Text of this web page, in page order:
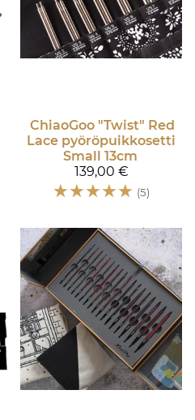
ChiaoGoo "Twist" Red
Lace pyöröpuikkosetti
Small 13cm
139,00 €
☆☆☆☆☆ (5)